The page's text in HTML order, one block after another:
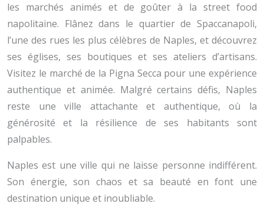
les marchés animés et de goûter à la street food
napolitaine. Flânez dans le quartier de Spaccanapoli,
l’une des rues les plus célèbres de Naples, et découvrez
ses églises, ses boutiques et ses ateliers d’artisans.
Visitez le marché de la Pigna Secca pour une expérience
authentique et animée. Malgré certains défis, Naples
reste une ville attachante et authentique, où la
générosité et la résilience de ses habitants sont
palpables.
Naples est une ville qui ne laisse personne indifférent.
Son énergie, son chaos et sa beauté en font une
destination unique et inoubliable.